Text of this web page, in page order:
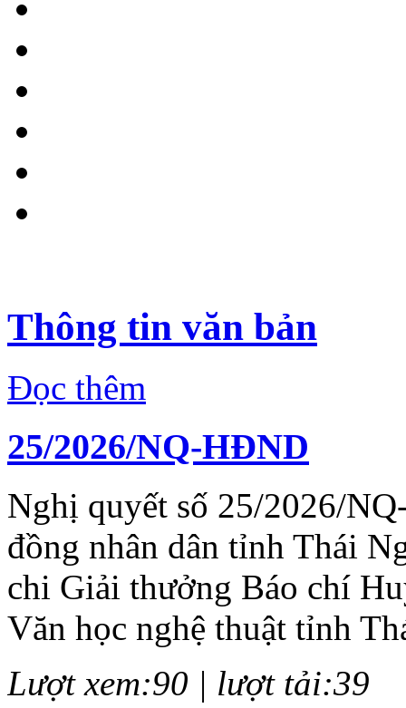
Thông tin văn bản
Đọc thêm
25/2026/NQ-HĐND
Nghị quyết số 25/2026/
đồng nhân dân tỉnh Thái
chi Giải thưởng Báo chí
Văn học nghệ thuật tỉnh
Lượt xem:90 | lượt tải:39